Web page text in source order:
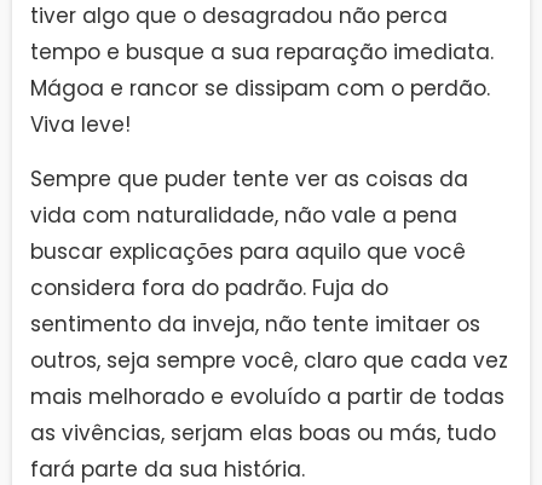
tiver algo que o desagradou não perca
tempo e busque a sua reparação imediata.
Mágoa e rancor se dissipam com o perdão.
Viva leve!
Sempre que puder tente ver as coisas da
vida com naturalidade, não vale a pena
buscar explicações para aquilo que você
considera fora do padrão. Fuja do
sentimento da inveja, não tente imitaer os
outros, seja sempre você, claro que cada vez
mais melhorado e evoluído a partir de todas
as vivências, serjam elas boas ou más, tudo
fará parte da sua história.